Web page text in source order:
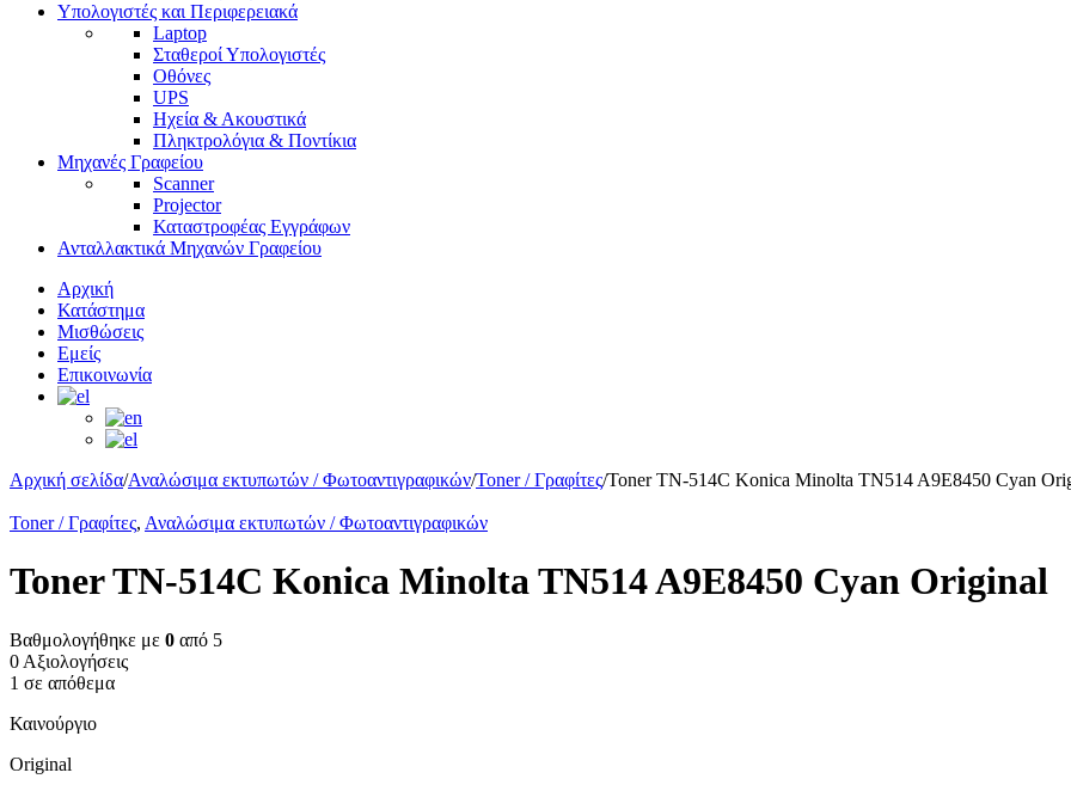
Υπολογιστές και Περιφερειακά
Laptop
Σταθεροί Υπολογιστές
Οθόνες
UPS
Ηχεία & Ακουστικά
Πληκτρολόγια & Ποντίκια
Μηχανές Γραφείου
Scanner
Projector
Καταστροφέας Εγγράφων
Ανταλλακτικά Μηχανών Γραφείου
Αρχική
Κατάστημα
Μισθώσεις
Εμείς
Επικοινωνία
Αρχική σελίδα/Αναλώσιμα εκτυπωτών / Φωτοαντιγραφικών/Toner / Γραφίτες/Toner TN-514C Konica Minolta TN514 A9E8450 Cyan
Toner / Γραφίτες, Αναλώσιμα εκτυπωτών / Φωτοαντιγραφικών
Toner TN-514C Konica Minolta TN514 A9E8450 Cyan Original
Βαθμολογήθηκε με 0 από 5
0 Αξιολογήσεις
1 σε απόθεμα
Καινούργιο
Original